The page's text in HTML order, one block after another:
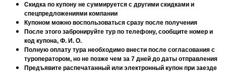
Скидка по купону не суммируется с другими скидками и
спецпредложениями компании
Купоном можно воспользоваться сразу после получения
После этого забронируйте тур по телефону, сообщите номер и
код купона, Ф. И. О.
Полную оплату тура необходимо внести после согласования с
туроператором, но не позже чем за 7 дней до даты отправления
Предъявите распечатанный или электронный купон при заезде